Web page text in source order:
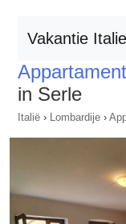
Vakantie Italie
in Serle
Italië › Lombardije ›